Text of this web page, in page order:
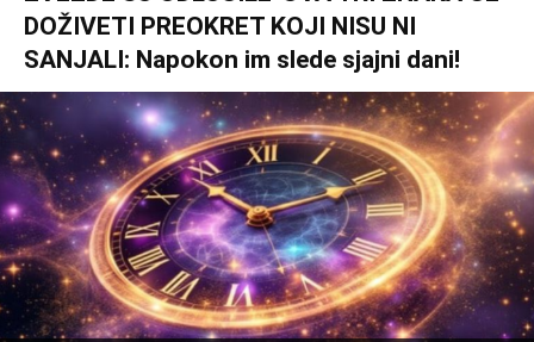
DOŽIVETI PREOKRET KOJI NISU NI
SANJALI: Napokon im slede sjajni dani!